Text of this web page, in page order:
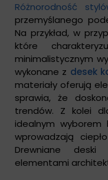
Różnorodność
przemyślanego
Na przykład, w
które
minimalistycznym
wykonane z desek
materiały oferują
sprawia, że
trendów. Z kolei
idealnym wyborem
wprowadzają
Drewniane deski
elementami